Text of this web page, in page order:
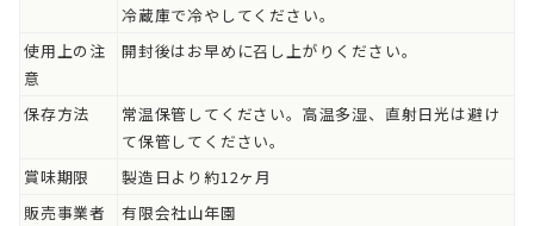
冷蔵庫で冷やしてください。
使用上の注
意
開封後はお早めに召し上がりください。
保存方法
常温保管してください。高温多湿、直射日光は避け
て保管してください。
賞味期限
製造日より約12ヶ月
販売事業者
有限会社山年園